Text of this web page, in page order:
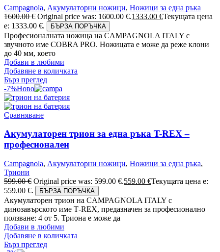
Campagnola, Акумулаторни ножици, Ножици за една ръка
1600.00€ Original price was: 1600.00 €.1333.00 €Текущата цена
е: 1333.00 €.
БЪРЗА ПОРЪЧКА
Професионалната ножица на CAMPAGNOLA ITALY с
звучното име COBRA PRO. Ножицата е може да реже клони
до 40 мм, което
Добави в любими
Добавяне в количката
Бърз преглед
-7%Ново
Сравняване
Акумулаторен трион за една ръка T-REX –
професионален
Campagnola, Акумулаторни ножици, Ножици за една ръка,
Триони
599.00€ Original price was: 599.00 €.559.00 €Текущата цена е:
559.00 €.
БЪРЗА ПОРЪЧКА
Акумулаторен трион на CAMPAGNOLA ITALY с
динозавърското име Т-REX, предазначен за професионално
ползване: 4 от 5. Триона е може да
Добави в любими
Добавяне в количката
Бърз преглед